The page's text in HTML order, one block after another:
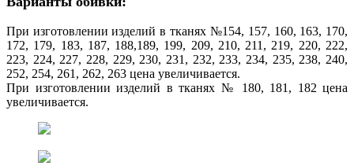
При изготовлении изделий в тканях №154, 157, 160, 163, 170,
172, 179, 183, 187, 188,189, 199, 209, 210, 211, 219, 220, 222,
223, 224, 227, 228, 229, 230, 231, 232, 233, 234, 235, 238, 240,
252, 254, 261, 262, 263 цена увеличивается.
При изготовлении изделий в тканях № 180, 181, 182 цена
увеличивается.